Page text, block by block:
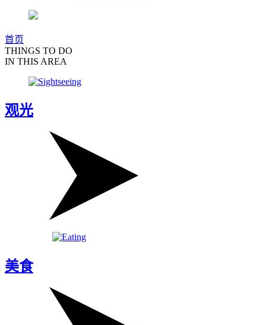
首页
THINGS TO DO
IN THIS AREA
观光
美食